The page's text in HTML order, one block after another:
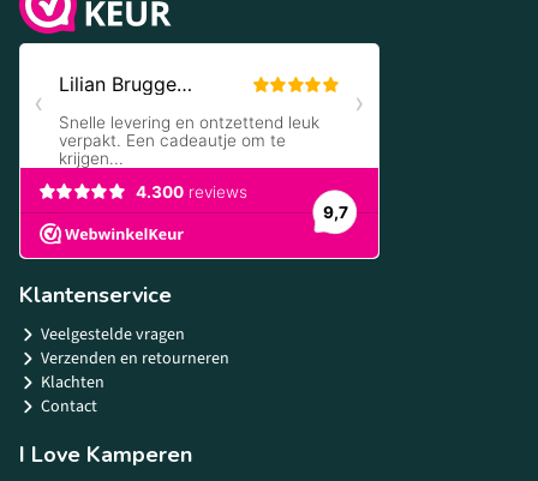
Klantenservice
Veelgestelde vragen
Verzenden en retourneren
Klachten
Contact
I Love Kamperen